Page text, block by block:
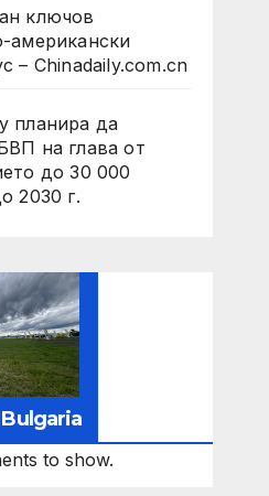
ключов
американски
– Chinadaily.com.cn
планира да
на глава от
до 30 000
2030 г.
to show.